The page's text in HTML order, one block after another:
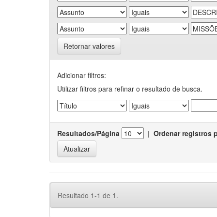
Retornar valores
Adicionar filtros:
Utilizar filtros para refinar o resultado de busca.
Resultados/Página | Ordenar registros
Resultado 1-1 de 1.